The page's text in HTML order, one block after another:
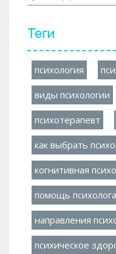
Теги
психология
виды психологии
психотерапевт
как выбрать
когнитивная
помощь психолога
направления
психическое